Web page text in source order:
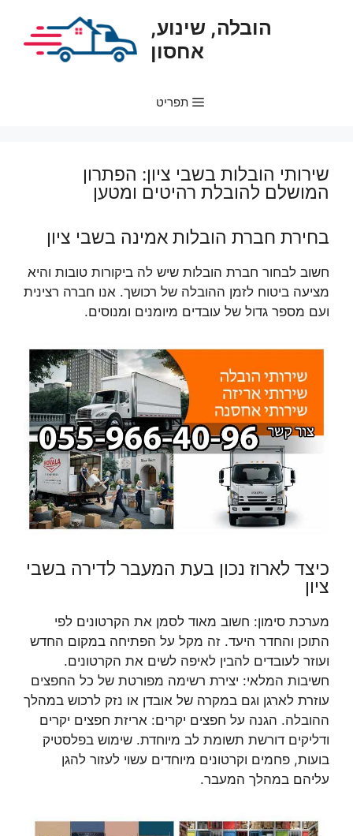
הובלה, שינוע,
אחסון
תפריט
שירותי הובלות בשבי ציון: הפתרון
המושלם להובלת רהיטים ומטען
בחירת חברת הובלות אמינה בשבי ציון
חשוב לבחור חברת הובלות שיש לה ביקורות טובות והיא
מציעה ביטוח לזמן ההובלה של רכושך. אנו חברה רצינית
ועם מספר גדול של עובדים מיומנים ומנוסים.
כיצד לארוז נכון בעת המעבר לדירה בשבי
ציון
מערכת סימון: חשוב מאוד לסמן את הקרטונים לפי
התוכן והחדר היעד. זה מקל על הפתיחה במקום החדש
ועוזר לעובדים להבין לאיפה לשים את הקרטונים.
חשיבות המלאי: יצירת רשימה מפורטת של כל החפצים
עוזרת לארגן וגם במקרה של אובדן או נזק לרכוש במהלך
ההובלה. הגנה על חפצים יקרים: אריזת חפצים יקרים
ודליקים דורשת תשומת לב מיוחדת. שימוש בפלסטיק
בועות, פחמים וקרטונים מיוחדים עשוי לעזור להגן
עליהם במהלך המעבר.